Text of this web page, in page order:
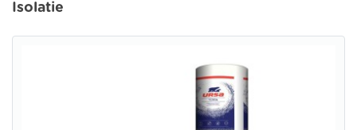
Isolatie